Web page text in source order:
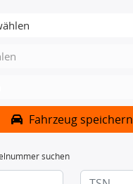
Fahrzeug speichern
suchen